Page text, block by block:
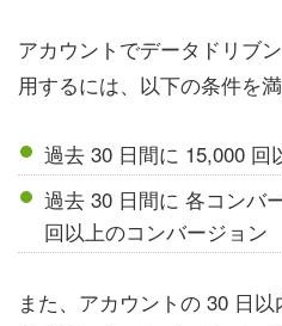
アカウントでデータドリブ
用するには、以下の条件を
過去 30 日間に 15,000 回
過去 30 日間に 各コンバ
回以上のコンバージョン
また、アカウントの 30 日